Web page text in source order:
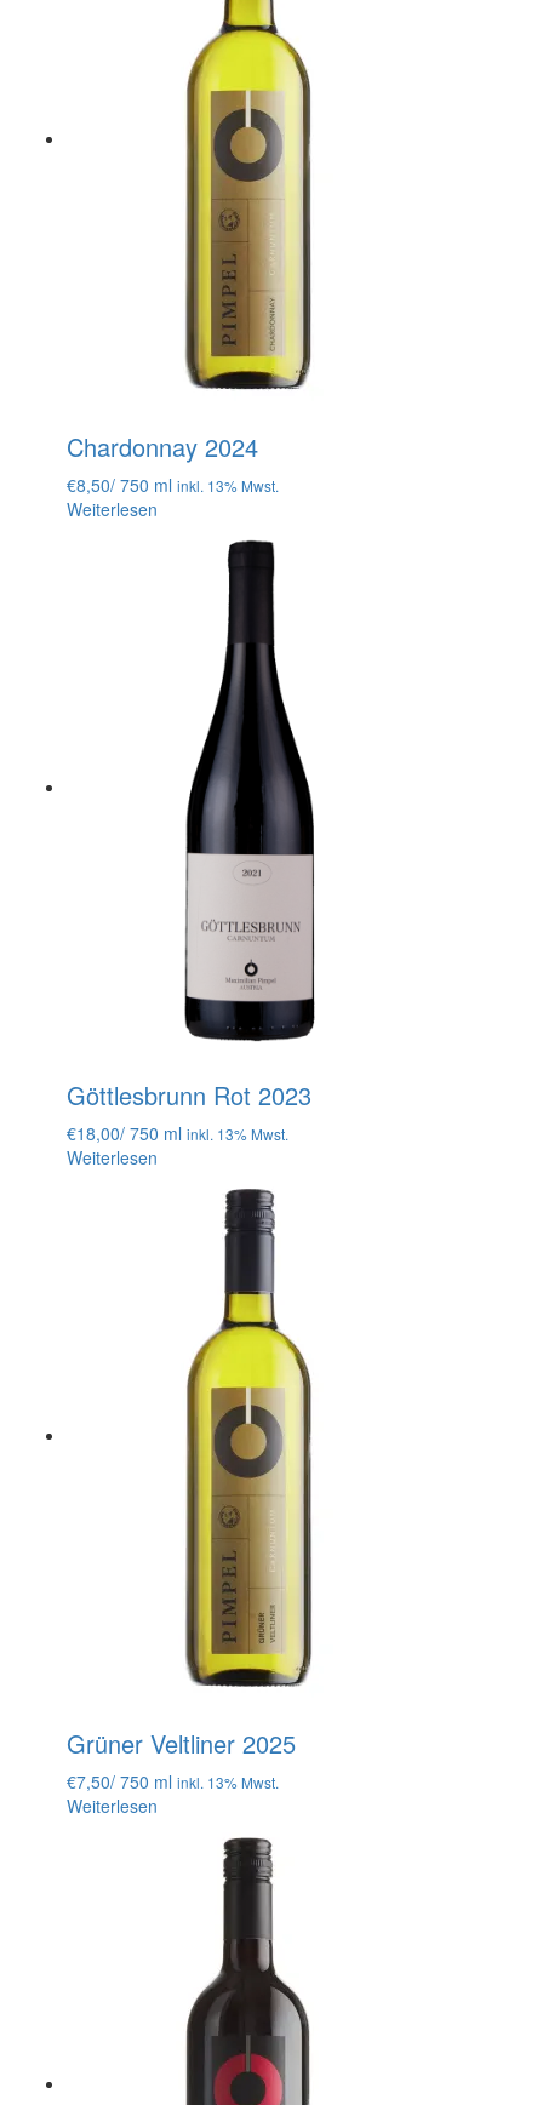
Chardonnay 2024
€8,50/ 750 ml inkl. 13% Mwst.
Weiterlesen
Göttlesbrunn Rot 2023
€18,00/ 750 ml inkl. 13% Mwst.
Weiterlesen
Grüner Veltliner 2025
€7,50/ 750 ml inkl. 13% Mwst.
Weiterlesen